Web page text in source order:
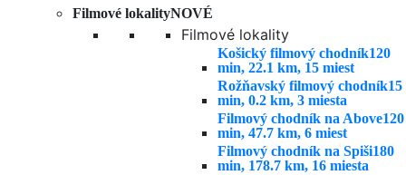
Filmové lokalityNOVÉ
Filmové lokality
Košický filmový chodník120
min, 22.1 km, 15 miest
Rožňavský filmový chodník15
min, 0.2 km, 3 miesta
Filmový chodník na Above120
min, 47.7 km, 6 miest
Filmový chodník na Spiši180
min, 178.7 km, 16 miesta